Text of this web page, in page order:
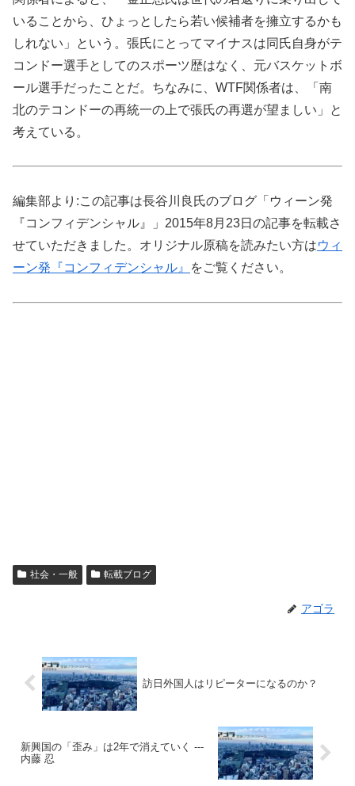
いることから、ひょっとしたら若い候補者を擁立するかも
しれない」という。張氏にとってマイナスは同氏自身がテ
コンドー選手としてのスポーツ歴はなく、元バスケットボ
ール選手だったことだ。ちなみに、WTF関係者は、「南
北のテコンドーの再統一の上で張氏の再選が望ましい」と
考えている。
編集部より:この記事は長谷川良氏のブログ「ウィーン発
『コンフィデンシャル』」2015年8月23日の記事を転載さ
せていただきました。オリジナル原稿を読みたい方はウィ
ーン発『コンフィデンシャル』
をご覧ください。
社会・一般 転載ブログ
アゴラ
訪日外国人はリピーターになるのか？
新興国の「歪み」は2年で消えていく ---
内藤 忍